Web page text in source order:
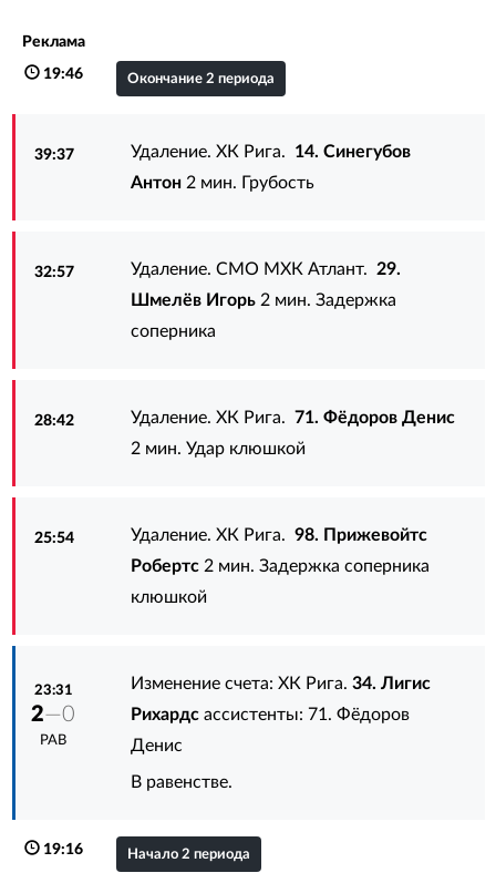
Реклама
19:46 Окончание 2 периода
39:37 Удаление. ХК Рига. 14. Синегубов
Антон 2 мин. Грубость
32:57 Удаление. СМО МХК Атлант.29.
Шмелёв Игорь 2 мин. Задержка
соперника
28:42 Удаление. ХК Рига.71. Фёдоров Денис
2 мин. Удар клюшкой
25:54 Удаление. ХК Рига.98. Прижевойтс
Робертс 2 мин. Задержка соперника
клюшкой
23:31
2—0
РАВ
Изменение счета: ХК Рига.34. Лигис
Рихардс ассистенты: 71. Фёдоров
Денис
В равенстве.
19:16 Начало 2 периода